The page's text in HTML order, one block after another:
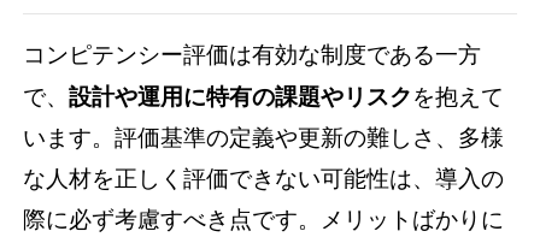
コンピテンシー評価は有効な制度である一方
で、設計や運用に特有の課題やリスクを抱えて
います。評価基準の定義や更新の難しさ、多様
な人材を正しく評価できない可能性は、導入の
際に必ず考慮すべき点です。メリットばかりに